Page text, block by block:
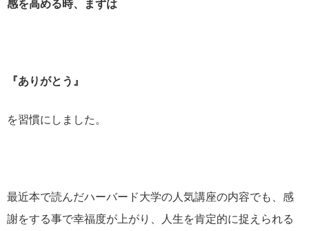
感を高める時、まずは
『ありがとう』
を習慣にしました。
最近本で読んだハーバード大学の人気講座の内容でも、感
謝をする事で幸福度が上がり、人生を肯定的に捉えられる